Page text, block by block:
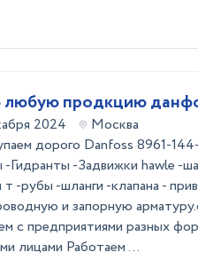
любую продкцию
2024
Москва
дорого Danfoss 8961-
Гидранты -Задвижки hawle -
-рубы -шланги -клапана -
и запорную
с предприятиями разных
лицами Работаем ...